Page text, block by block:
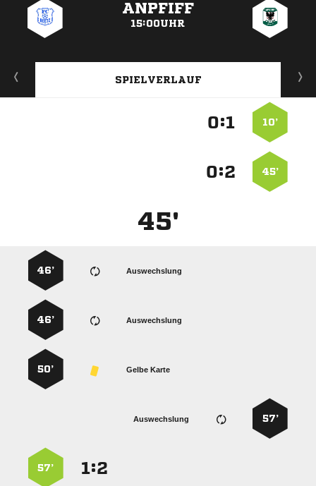
ANPFIFF
15:00UHR
SPIELVERLAUF
10’
:
45’
:
45'
Auswechslung
46’
Auswechslung
46’
Gelbe Karte
50’
57’
Auswechslung
:
57’